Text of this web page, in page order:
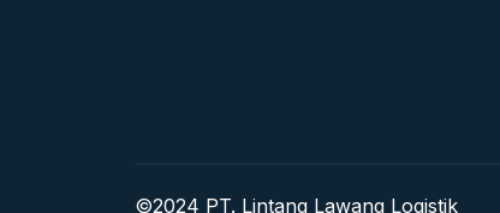
©2024 PT. Lintang Lawang Logistik